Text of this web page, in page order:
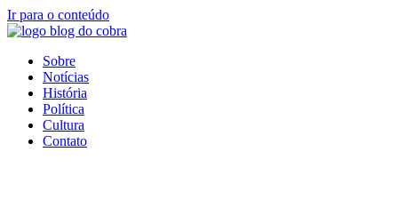
Ir para o conteúdo
Sobre
Notícias
História
Política
Cultura
Contato